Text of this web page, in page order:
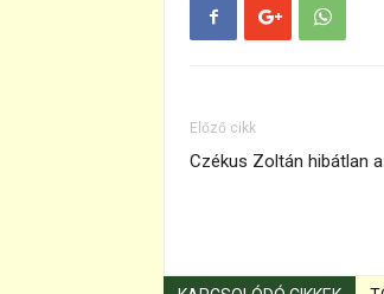
Előző cikk
Czékus Zoltán hibátlan